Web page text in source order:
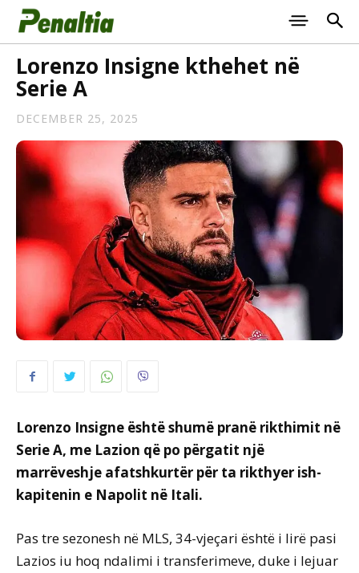
Lorenzo Insigne kthehet në
Serie A
DECEMBER 25, 2025
Lorenzo Insigne është shumë pranë rikthimit në
Serie A, me Lazion që po përgatit një
marrëveshje afatshkurtër për ta rikthyer ish-
kapitenin e Napolit në Itali.
Pas tre sezonesh në MLS, 34-vjeçari është i lirë pasi
Lazios iu hoq ndalimi i transferimeve, duke i lejuar